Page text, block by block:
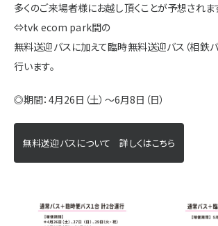
多くのご来場者様にお越し頂くことが予想されま
⇔tvk ecom park間の
無料送迎バスに加えて臨時無料送迎バス（相鉄
行います。
◎期間：4月26日（土）～6月8日（日）
無料送迎バスについて 詳しくはこちら
アクセス
住まいと暮らしのコラム
住宅展示場出展に関するご案内
ハウスメーカーの登録数
House Maker